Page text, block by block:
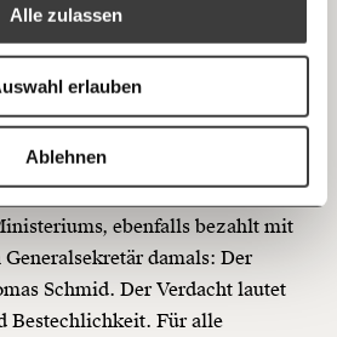
Alle zulassen
erlauben
Ablehnen
Anmelden
40€
100€
€
meine Spende verschenken.
https://www.moment.at/story/finanzministerium-research-affairs-beendet/
Dafür soll Beinschab
haben, die vom
wurden. Das hieße
Berichterstattung wurde
Herausgeber Wolfgang Fellner:
ebenfalls bezahlt mit
Generalsekretär damals: Der
Schmid. Der Verdacht lautet
Bestechlichkeit. Für alle